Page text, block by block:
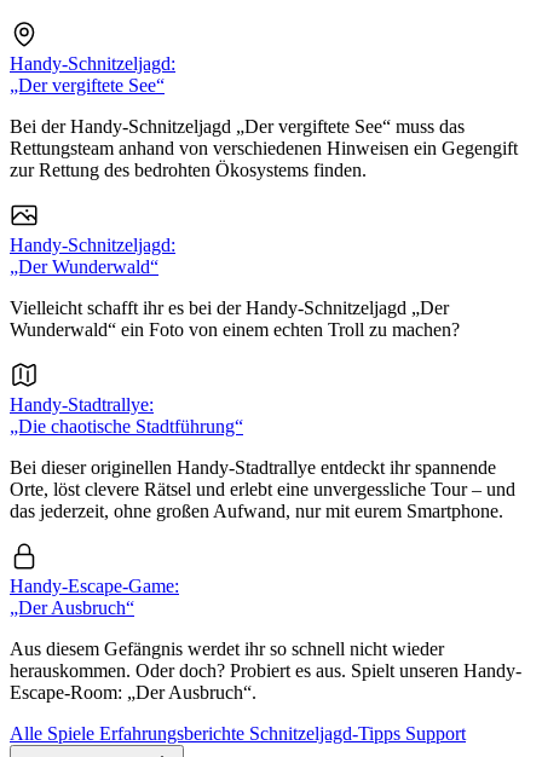
Handy-Schnitzeljagd:
„Der vergiftete See“
Bei der Handy-Schnitzeljagd „Der vergiftete See“ muss das
Rettungsteam anhand von verschiedenen Hinweisen ein Gegengift
zur Rettung des bedrohten Ökosystems finden.
Handy-Schnitzeljagd:
„Der Wunderwald“
Vielleicht schafft ihr es bei der Handy-Schnitzeljagd „Der
Wunderwald“ ein Foto von einem echten Troll zu machen?
Handy-Stadtrallye:
„Die chaotische Stadtführung“
Bei dieser originellen Handy-Stadtrallye entdeckt ihr spannende
Orte, löst clevere Rätsel und erlebt eine unvergessliche Tour – und
das jederzeit, ohne großen Aufwand, nur mit eurem Smartphone.
Handy-Escape-Game:
„Der Ausbruch“
Aus diesem Gefängnis werdet ihr so schnell nicht wieder
herauskommen. Oder doch? Probiert es aus. Spielt unseren Handy-
Escape-Room: „Der Ausbruch“.
Alle Spiele Erfahrungsberichte Schnitzeljagd-Tipps Support